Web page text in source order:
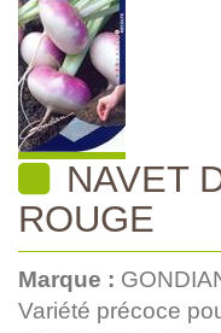
NAVET
ROUGE
Marque :
Variété précoce